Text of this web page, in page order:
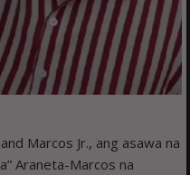
Marcos Jr., ang asawa na
Araneta-Marcos na